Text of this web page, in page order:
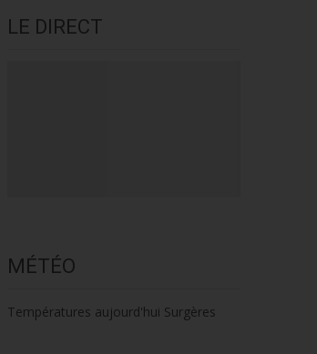
LE DIRECT
MÉTÉO
Températures aujourd'hui Surgères